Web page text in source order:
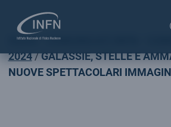
Home
COMUNICATI INFN
2024
GALASSIE, STELLE E
NUOVE SPETTACOLARI